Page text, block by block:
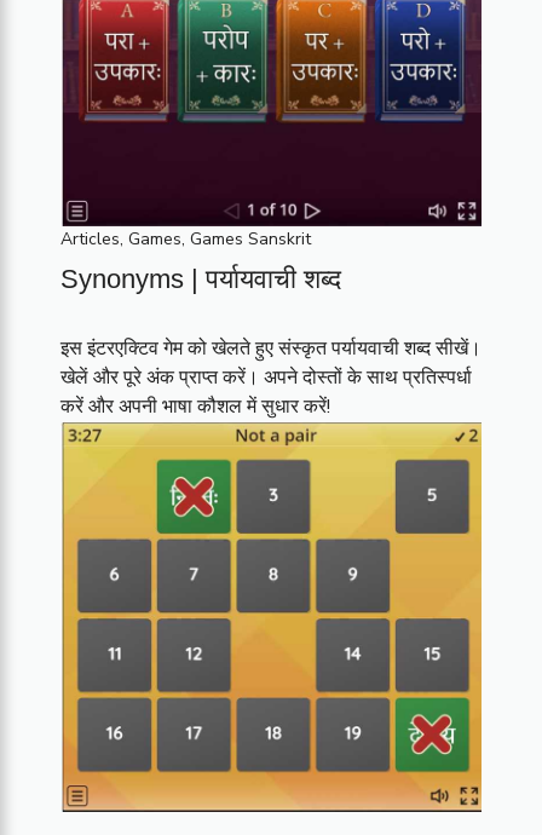
Articles, Games, Games Sanskrit
Synonyms | पर्यायवाची शब्द
इस इंटरएक्टिव गेम को खेलते हुए संस्कृत पर्यायवाची शब्द सीखें।
खेलें और पूरे अंक प्राप्त करें। अपने दोस्तों के साथ प्रतिस्पर्धा
करें और अपनी भाषा कौशल में सुधार करें!